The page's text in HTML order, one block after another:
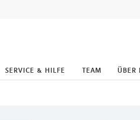
service & hilfe team über